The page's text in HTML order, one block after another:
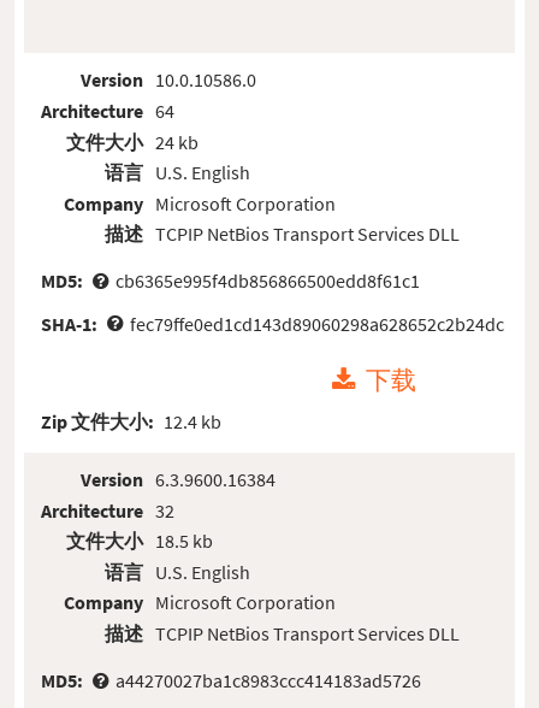
Version
Architecture
文件大小
语言
Company
描述
10.0.10586.0
64
24 kb
U.S. English
Microsoft Corporation
TCPIP NetBios Transport Services DLL
MD5:
cb6365e995f4db856866500edd8f61c1
SHA-1:
fec79ffe0ed1cd143d89060298a628652c2b24dc
下载
Zip 文件大小: 12.4 kb
Version
Architecture
文件大小
语言
Company
描述
6.3.9600.16384
32
18.5 kb
U.S. English
Microsoft Corporation
TCPIP NetBios Transport Services DLL
MD5:
a44270027ba1c8983ccc414183ad5726